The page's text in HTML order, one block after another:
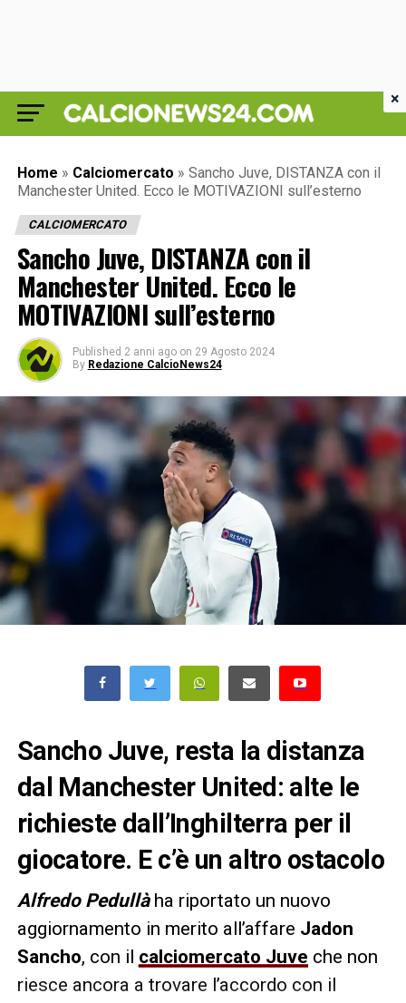
Home » Calciomercato » Sancho Juve, DISTANZA con il
Manchester United. Ecco le MOTIVAZIONI sull’esterno
CALCIOMERCATO
Sancho Juve, DISTANZA con il
Manchester United. Ecco le
MOTIVAZIONI sull’esterno
Published 2 anni ago on 29 Agosto 2024
By Redazione CalcioNews24
Sancho Juve, resta la distanza
dal Manchester United: alte le
richieste dall’Inghilterra per il
giocatore. E c’è un altro ostacolo
Alfredo Pedullàha riportato un nuovo
aggiornamento in merito all’affare Jadon
Sancho, con il calciomercato Juve che non
riesce ancora a trovare l’accordo con il
×